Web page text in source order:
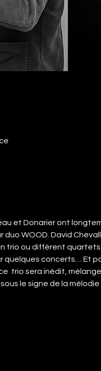
et Donarier ont
WOOD. David
trio ou différent
quelques concerts… Et
trio sera inédit,
le signe de la